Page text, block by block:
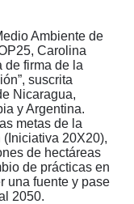
Ambiente de
Carolina
de firma de la
suscrita
Nicaragua,
y Argentina.
metas de la
20X20),
de hectáreas
de prácticas en
una fuente y pase
2050.